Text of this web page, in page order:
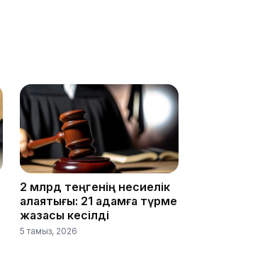
2 млрд теңгенің несиелік
алаяқтығы: 21 адамға түрме
жазасы кесілді
5 тамыз, 2026